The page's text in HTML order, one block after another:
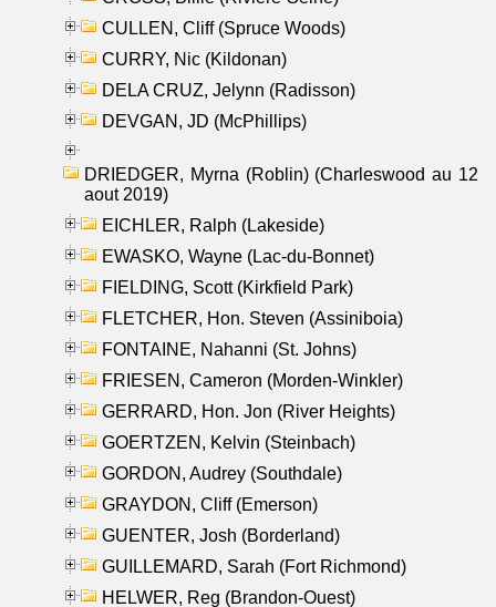
CULLEN, Cliff (Spruce Woods)
CURRY, Nic (Kildonan)
DELA CRUZ, Jelynn (Radisson)
DEVGAN, JD (McPhillips)
DRIEDGER, Myrna (Roblin) (Charleswood au 12
aout 2019)
EICHLER, Ralph (Lakeside)
EWASKO, Wayne (Lac-du-Bonnet)
FIELDING, Scott (Kirkfield Park)
FLETCHER, Hon. Steven (Assiniboia)
FONTAINE, Nahanni (St. Johns)
FRIESEN, Cameron (Morden-Winkler)
GERRARD, Hon. Jon (River Heights)
GOERTZEN, Kelvin (Steinbach)
GORDON, Audrey (Southdale)
GRAYDON, Cliff (Emerson)
GUENTER, Josh (Borderland)
GUILLEMARD, Sarah (Fort Richmond)
HELWER, Reg (Brandon-Ouest)